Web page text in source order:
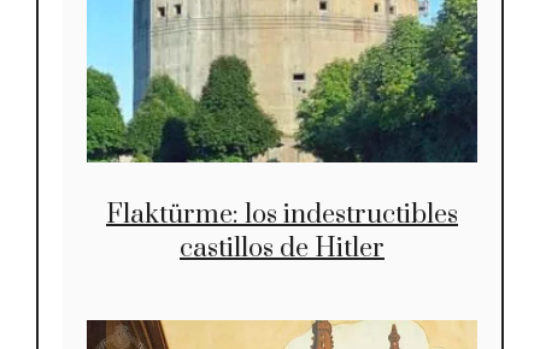
Flaktürme: los indestructibles
castillos de Hitler